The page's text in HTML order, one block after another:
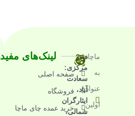
ماچانو
به
عنوان
اولین
دفتر
مرکزی:
سعادت
آباد،
ایثارگران
شمالی،
لینک‌های مفید
صفحه اصلی
فروشگاه
خرید عمده چای ماچا